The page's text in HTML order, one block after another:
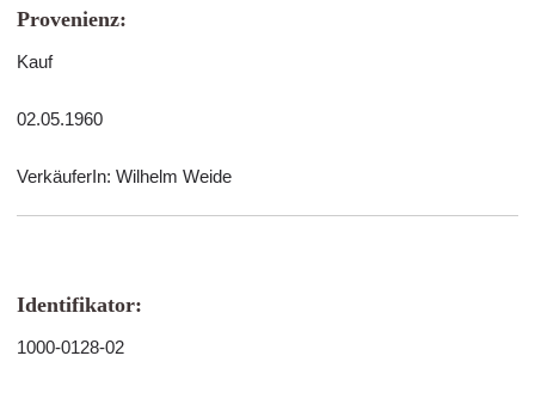
Provenienz:
Kauf
02.05.1960
VerkäuferIn: Wilhelm Weide
Identifikator:
1000-0128-02